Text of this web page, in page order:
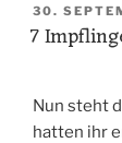
AM
30.
7
Nun steht
hatten ihr